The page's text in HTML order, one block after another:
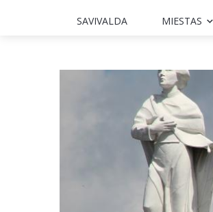
SAVIVALDA MIESTAS